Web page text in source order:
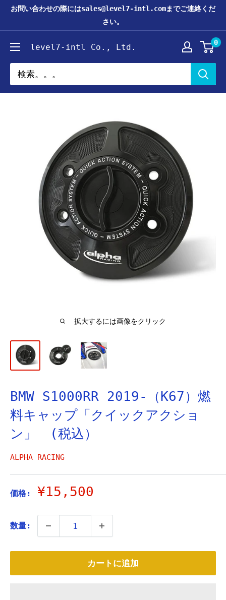
ス
お問い合わせの際にはsales@level7-intl.comまでご連絡くだ
さい。
level7-intl Co., Ltd. 0
拡大するには画像をクリック
BMW S1000RR 2019-（K67）燃
料キャップ「クイックアクショ
ン」 (税込）
ALPHA RACING
価格:
販
価
格
¥15,500
数量:
カートに追加